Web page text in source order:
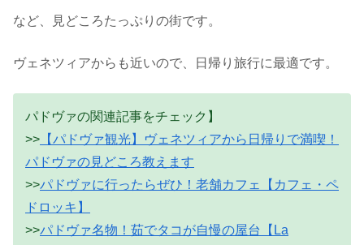
など、見どころたっぷりの街です。
ヴェネツィアからも近いので、日帰り旅行に最適です。
パドヴァの関連記事をチェック】
>> 【パドヴァ観光】ヴェネツィアから日帰りで満喫！
パドヴァの見どころ教えます
>>パドヴァに行ったらぜひ！老舗カフェ【カフェ・ペ
ドロッキ】
>>パドヴァ名物！茹でタコが自慢の屋台【La